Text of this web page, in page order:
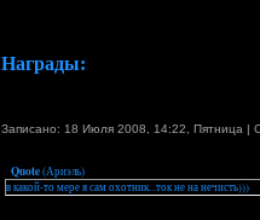
Награды:
Записано: 18 Июля 2008, 14:22, Пятница |
Quote(Ариэль)
в какой-то мере я сам охотник...ток не на нечисть)))